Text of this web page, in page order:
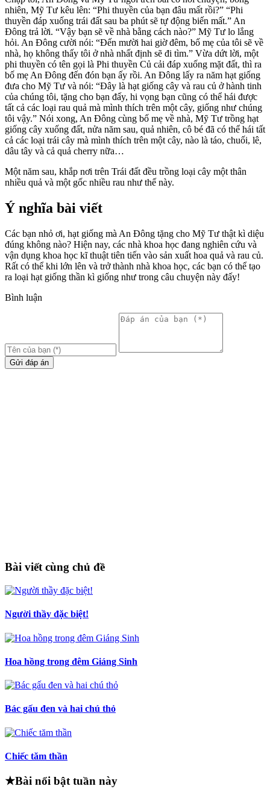
nhiên, Mỹ Tư kêu lên: “Phi thuyền của bạn đâu mất rồi?” “Phi
thuyền đáp xuống trái đất sau ba phút sẽ tự động biến mất.” An
Đông trả lời. “Vậy bạn sẽ về nhà bằng cách nào?” Mỹ Tư lo lắng
hỏi. An Đông cười nói: “Đến mười hai giờ đêm, bố mẹ của tôi sẽ về
nhà, họ không thấy tôi ở nhà nhất định sẽ đi tìm.” Vừa dứt lời, một
phi thuyền có tên gọi là Phi thuyền Củ cải đáp xuống mặt đất, thì ra
bố mẹ An Đông đến đón bạn ấy rồi. An Đông lấy ra năm hạt giống
đưa cho Mỹ Tư và nói: “Đây là hạt giống cây và rau củ ở hành tinh
của chúng tôi, tặng cho bạn đấy, hi vọng bạn cũng có thể hái được
tất cả các loại rau quả mà mình thích trên một cây, giống như chúng
tôi vậy.” Nói xong, An Đông cùng bố mẹ về nhà, Mỹ Tư trồng hạt
giống cây xuống đất, nửa năm sau, quả nhiên, cô bé đã có thể hái tất
cả các loại trái cây mà mình thích trên một cây, nào là táo, chuối, lê,
dâu tây và cả quả cherry nữa…
Một năm sau, khắp nơi trên Trái đất đều trồng loại cây một thân
nhiều quả và một gốc nhiều rau như thế này.
Ý nghĩa bài viết
Các bạn nhỏ ơi, hạt giống mà An Đông tặng cho Mỹ Tư thật kì diệu
đúng không nào? Hiện nay, các nhà khoa học đang nghiên cứu và
vận dụng khoa học kĩ thuật tiên tiến vào sản xuất hoa quả và rau củ.
Rất có thể khi lớn lên và trở thành nhà khoa học, các bạn có thể tạo
ra loại hạt giống thần kì giống như trong câu chuyện này đấy!
Bình luận
Gửi đáp án
Bài viết cùng chủ đề
Người thầy đặc biệt!
Hoa hồng trong đêm Giáng Sinh
Bác gấu đen và hai chú thỏ
Chiếc tăm thần
★Bài nổi bật tuần này